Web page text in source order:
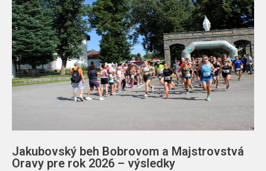
Jakubovský beh Bobrovom a Majstrovstvá
Oravy pre rok 2026 – výsledky